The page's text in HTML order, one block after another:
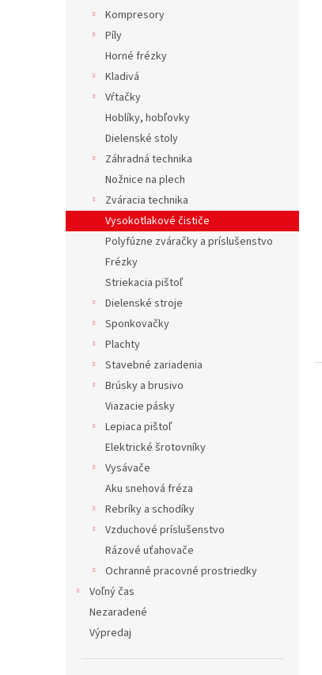
Kompresory
Píly
Horné frézky
Kladivá
Vŕtačky
Hoblíky, hobľovky
Dielenské stoly
Záhradná technika
Nožnice na plech
Zváracia technika
Vysokotlakové čističe
Polyfúzne zváračky a príslušenstvo
Frézky
Striekacia pištoľ
Dielenské stroje
Sponkovačky
Plachty
Stavebné zariadenia
Brúsky a brusivo
Viazacie pásky
Lepiaca pištoľ
Elektrické šrotovníky
Vysávače
Aku snehová fréza
Rebríky a schodíky
Vzduchové príslušenstvo
Rázové uťahovače
Ochranné pracovné prostriedky
Voľný čas
Nezaradené
Výpredaj